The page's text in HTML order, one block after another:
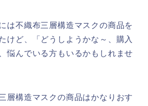
は不織布三層構造マスクの商品を
けど、「どうしようかな～、購入
悩んでいる方もいるかもしれませ
層構造マスクの商品はかなりおす